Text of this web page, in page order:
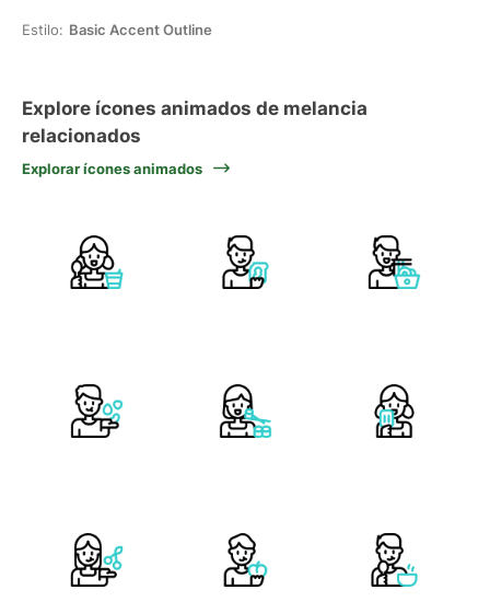
Estilo: Basic Accent Outline
Explore ícones animados de melancia
relacionados
Explorar ícones animados